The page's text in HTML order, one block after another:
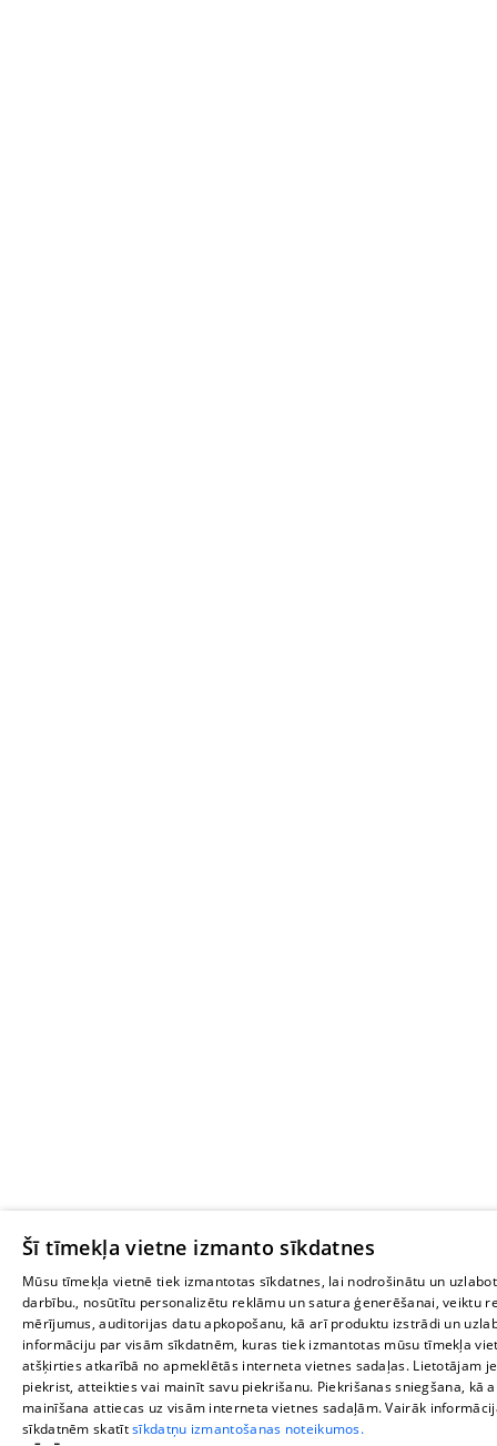
Šī tīmekļa vietne izmanto sīkdatnes
Mūsu tīmekļa vietnē tiek izmantotas sīkdatnes, lai nodrošinātu un
darbību., nosūtītu personalizētu reklāmu un satura ģenerēšanai, veiktu
mērījumus, auditorijas datu apkopošanu, kā arī produktu izstrādi un
informāciju par visām sīkdatnēm, kuras tiek izmantotas mūsu tīmekļa
atšķirties atkarībā no apmeklētās interneta vietnes sadaļas. Lietotājam
piekrist, atteikties vai mainīt savu piekrišanu. Piekrišanas sniegšana, kā
mainīšana attiecas uz visām interneta vietnes sadaļām. Vairāk
sīkdatnēm skatītsīkdatņu izmantošanas noteikumos.